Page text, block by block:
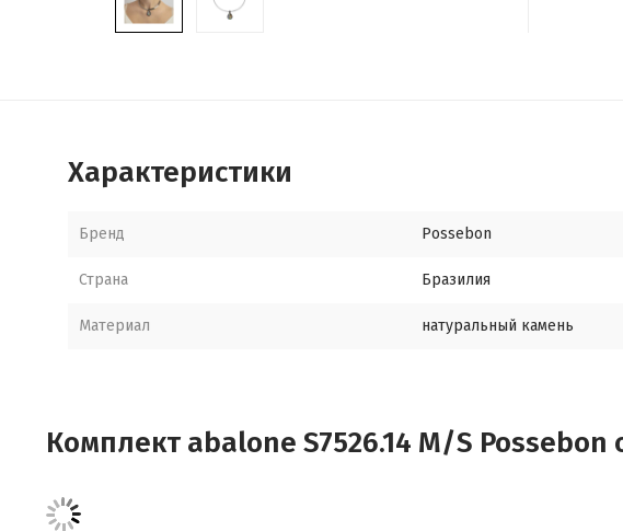
Характеристики
Бренд Possebon
Страна Бразилия
Материал натуральный камень
Комплект abalone S7526.14 M/S Possebon